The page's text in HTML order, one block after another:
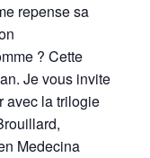
repense sa
? Cette
Je vous invite
avec la trilogie
Medecina